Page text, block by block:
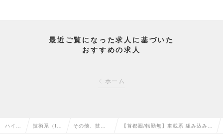
最近ご覧になった求人に基づいた
おすすめの求人
ホーム
ハイク 技術系（I その他、技術 【首都圏/転勤無】車載系 組み込み開